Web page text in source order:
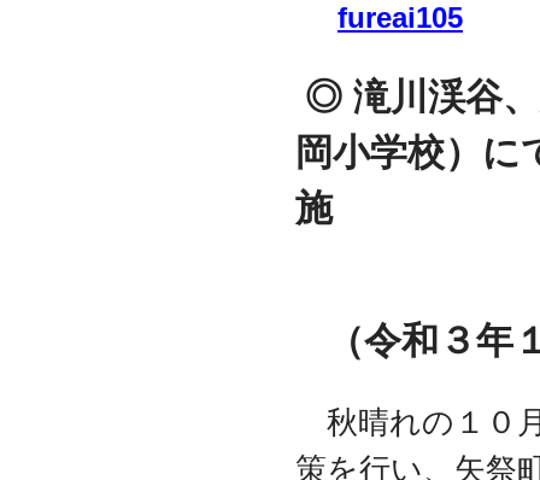
fureai105
◎ 滝川渓谷
岡小学校）に
施
（令和３年
秋晴れの１０
策を行い、矢祭